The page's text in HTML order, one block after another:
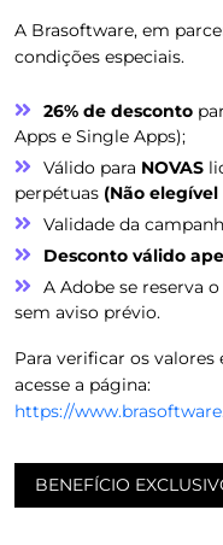
A Brasoftware, em
condições especiais.
26% de desconto
Apps e Single Apps);
Válido para NOVAS
perpétuas (Não elegível
Validade da
Desconto válido
A Adobe se reserva
sem aviso prévio.
Para verificar os
acesse a página:
https://
BENEFÍCIO